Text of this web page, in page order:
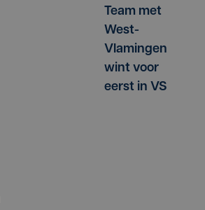
Team met
West-
Vlamingen
wint voor
eerst in VS